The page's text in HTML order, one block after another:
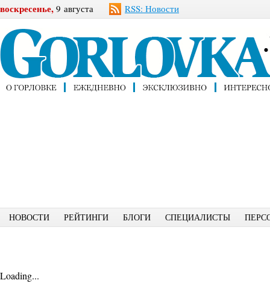
воскресенье, 9 августа RSS: Новости
НОВОСТИ РЕЙТИНГИ БЛОГИ СПЕЦИАЛИСТЫ
Loading...